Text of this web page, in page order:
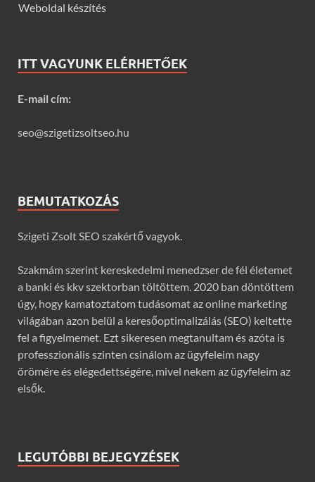
Weboldal készítés
ITT VAGYUNK ELÉRHETŐEK
E-mail cím:
seo@szigetizsoltseo.hu
BEMUTATKOZÁS
Szigeti Zsolt SEO szakértő vagyok.
Szakmám szerint kereskedelmi menedzser de fél életemet
a banki és kkv szektorban töltöttem. 2020 ban döntöttem
úgy, hogy kamatoztatom tudásomat az online marketing
világában azon belül a keresőoptimalizálás (SEO) keltette
fel a figyelmemet. Ezt sikeresen megtanultam és azóta is
professzionális szinten csinálom az ügyfeleim nagy
örömére és elégedettségére, mivel nekem az ügyfeleim az
elsők.
LEGUTÓBBI BEJEGYZÉSEK